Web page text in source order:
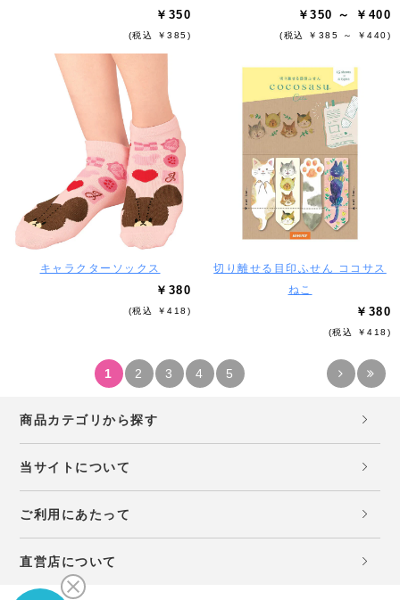
￥350
(税込 ￥385)
￥350 ～ ￥400
(税込 ￥385 ～ ￥440)
キャラクターソックス
￥380
(税込 ￥418)
切り離せる目印ふせん ココサス
ねこ
￥380
(税込 ￥418)
1 2 3 4 5
商品カテゴリから探す
当サイトについて
ご利用にあたって
直営店について